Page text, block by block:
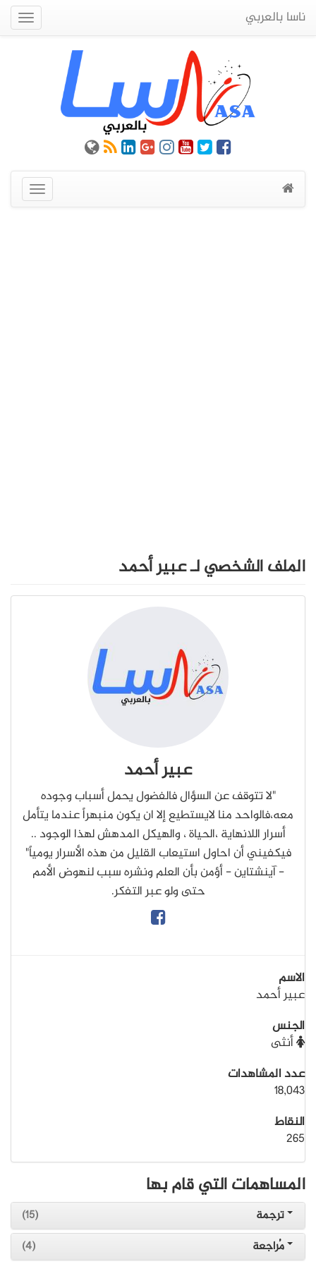
ناسا بالعربي
عرض
القائمة
الملف الشخصي لـ عبير أحمد
عبير أحمد
"لا تتوقف عن السؤال فالفضول يحمل أسباب وجوده
معه،فالواحد منا لايستطيع إلا ان يكون منبهراً عندما يتأمل
أسرار اللانهاية ،الحياة ، والهيكل المدهش لهذا الوجود ..
فيكفيني أن احاول استيعاب القليل من هذه الأسرار يومياً"
- آينشتاين - أؤمن بأن العلم ونشره سبب لنهوض الأمم
حتى ولو عبر التفكر.
الاسم
عبير أحمد
الجنس
أنثى
عدد المشاهدات
18,043
النقاط
265
المساهمات التي قام بها
ترجمة
(15)
مُراجعة
(4)